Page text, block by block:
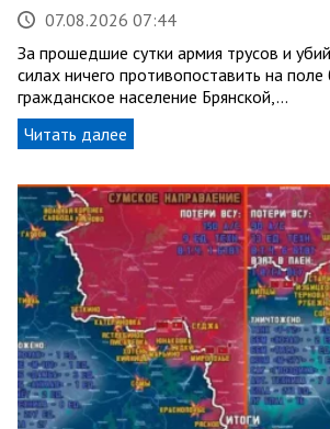
07.08.2026 07:44
За прошедшие сутки армия трусов и
силах ничего противопоставить на поле
гражданское население Брянской,…
Читать далее